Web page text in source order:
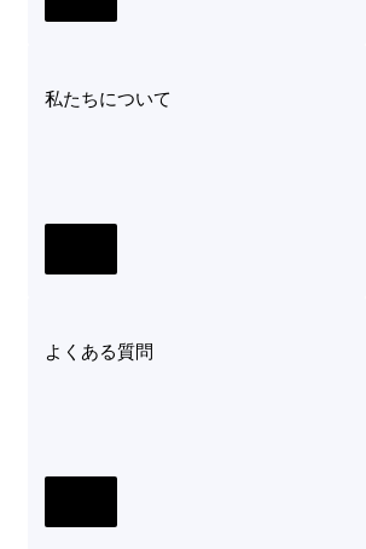
私たちについて
よくある質問